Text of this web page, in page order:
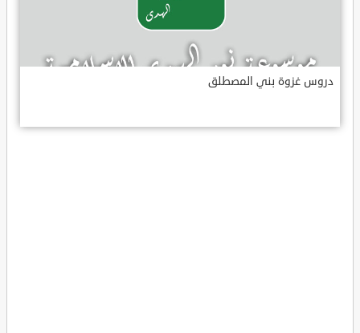
دروس غزوة بني المصطلق